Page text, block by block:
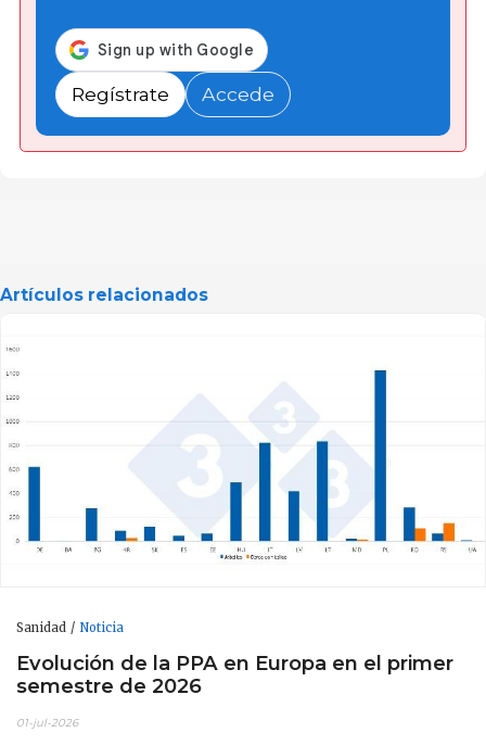
Regístrate Accede
Artículos relacionados
Sanidad Noticia
Evolución de la PPA en Europa en el primer
semestre de 2026
01-jul-2026